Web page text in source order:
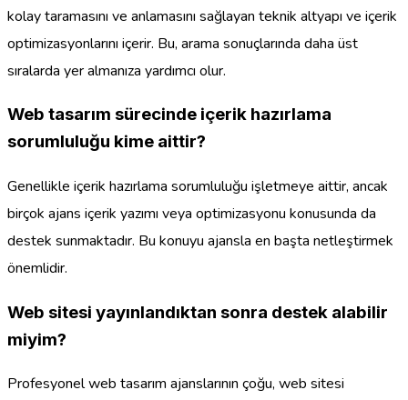
kolay taramasını ve anlamasını sağlayan teknik altyapı ve içerik
optimizasyonlarını içerir. Bu, arama sonuçlarında daha üst
sıralarda yer almanıza yardımcı olur.
Web tasarım sürecinde içerik hazırlama
sorumluluğu kime aittir?
Genellikle içerik hazırlama sorumluluğu işletmeye aittir, ancak
birçok ajans içerik yazımı veya optimizasyonu konusunda da
destek sunmaktadır. Bu konuyu ajansla en başta netleştirmek
önemlidir.
Web sitesi yayınlandıktan sonra destek alabilir
miyim?
Profesyonel web tasarım ajanslarının çoğu, web sitesi